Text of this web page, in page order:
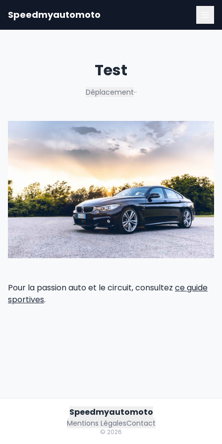
Speedmyautomoto
Test
Déplacement··
Pour la passion auto et le circuit, consultez ce guide
sportives.
Speedmyautomoto
Mentions LégalesContact
© 2026